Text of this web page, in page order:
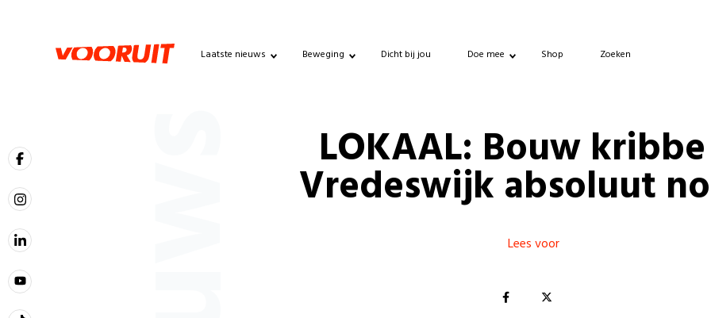
Laatste nieuws Beweging Dicht bij jou Doe mee Shop Zoeken
LOKAAL: Bouw
Vredeswijk absoluut
Lees voor